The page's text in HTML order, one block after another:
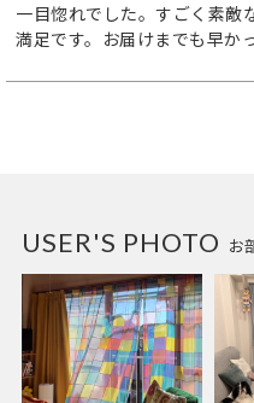
一目惚れでした。すごく素敵
満足です。お届けまでも早か
お
USER'S PHOTO